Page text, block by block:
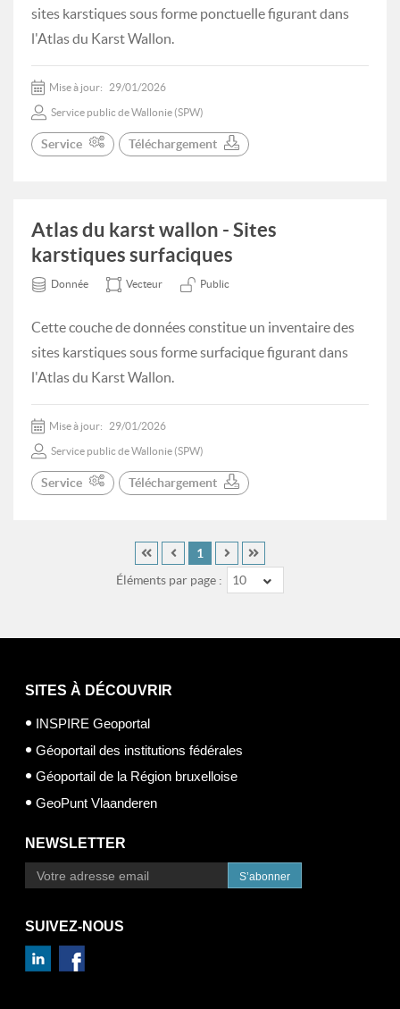
sites karstiques sous forme ponctuelle figurant dans
l'Atlas du Karst Wallon.
Mise à jour: 29/01/2026
Service public de Wallonie (SPW)
Service Téléchargement
Atlas du karst wallon - Sites
karstiques surfaciques
Donnée Vecteur Public
Cette couche de données constitue un inventaire des
sites karstiques sous forme surfacique figurant dans
l'Atlas du Karst Wallon.
Mise à jour: 29/01/2026
Service public de Wallonie (SPW)
Service Téléchargement
Éléments par page : 10
1
SITES À DÉCOUVRIR
INSPIRE Geoportal
Géoportail des institutions fédérales
Géoportail de la Région bruxelloise
GeoPunt Vlaanderen
NEWSLETTER
S’abonner
SUIVEZ-NOUS